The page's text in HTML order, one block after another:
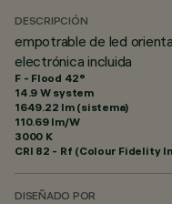
DESCRIPCIÓN
empotrable de led
electrónica incluida
F - Flood 42°
14.9 W system
1649.22 lm (sistema)
110.69 lm/W
3000 K
CRI 82 - Rf (Colour Fidelity
DISEÑADO POR